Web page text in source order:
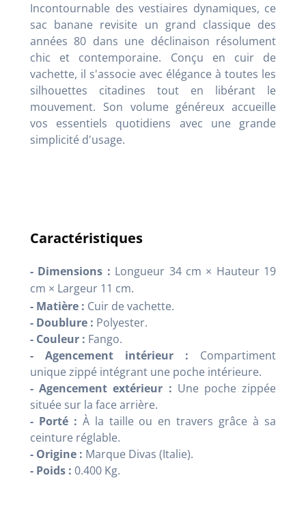
Incontournable des vestiaires dynamiques, ce
sac banane revisite un grand classique des
années 80 dans une déclinaison résolument
chic et contemporaine. Conçu en cuir de
vachette, il s'associe avec élégance à toutes les
silhouettes citadines tout en libérant le
mouvement. Son volume généreux accueille
vos essentiels quotidiens avec une grande
simplicité d'usage.
Caractéristiques
- Dimensions : Longueur 34 cm × Hauteur 19
cm × Largeur 11 cm.
- Matière : Cuir de vachette.
- Doublure : Polyester.
- Couleur : Fango.
- Agencement intérieur : Compartiment
unique zippé intégrant une poche intérieure.
- Agencement extérieur : Une poche zippée
située sur la face arrière.
- Porté : À la taille ou en travers grâce à sa
ceinture réglable.
- Origine : Marque Divas (Italie).
- Poids : 0.400 Kg.